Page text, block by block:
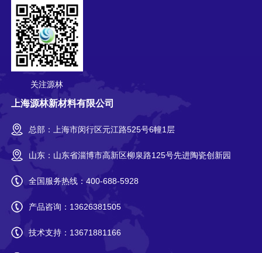
关注源林
上海源林新材料有限公司
总部：上海市闵行区元江路525号6幢1层
山东：山东省淄博市高新区柳泉路125号先进陶瓷创新园
全国服务热线： 400-688-5928
产品咨询： 13626381505
技术支持： 13671881166